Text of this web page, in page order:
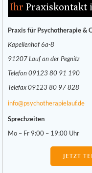
Ihr Praxiskontakt
Praxis für Psychotherapie &
Kapellenhof 6a-8
91207 Lauf an der Pegnitz
Telefon 09123 80 91 190
Telefax 09123 80 97 828
info@psychotherapielauf.de
Sprechzeiten
Mo – Fr 9:00 – 19:00 Uhr
JETZT